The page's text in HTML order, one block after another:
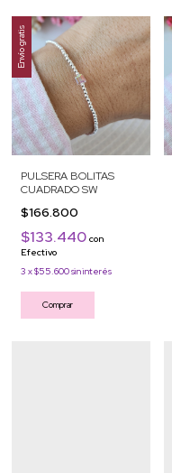
Envío gratis
PULSERA BOLITAS
CUADRADO SW
$166.800
$133.440 con
Efectivo
3 x$55.600sin interés
Comprar